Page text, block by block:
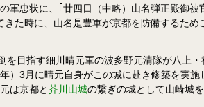
軍忠状に、｢廿四日（中略）山名弾正殿御被
た時に、山名是豊軍が京都を防備するため
目指す細川晴元軍の波多野元清隊が八上
）3月に晴元自身がこの城に赴き修築を実施
は京都と芥川山城の繋ぎの城として山崎城を